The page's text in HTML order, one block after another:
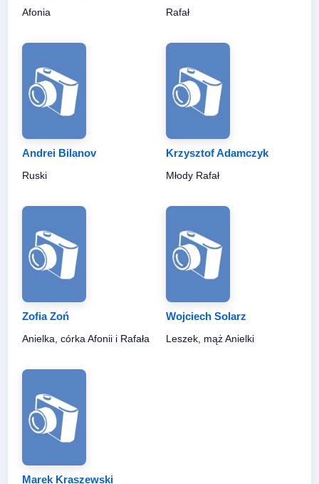
Afonia Rafał
Andrei Bilanov
Ruski
Krzysztof Adamczyk
Młody Rafał
Zofia Zoń
Anielka, córka Afonii i Rafała
Wojciech Solarz
Leszek, mąż Anielki
Marek Kraszewski